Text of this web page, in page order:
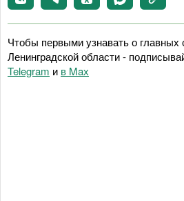
Чтобы первыми узнавать о главных
Ленинградской области -
Telegram и в Maх